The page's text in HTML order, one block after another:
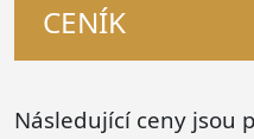
CENÍK
Následující ceny jsou